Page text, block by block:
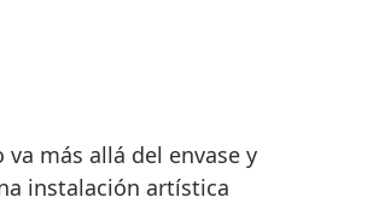
va más allá del envase y
instalación artística